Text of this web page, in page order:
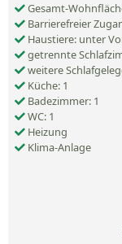
Gesamt-
Barrierefreier
Haustiere: unter
getrennte
weitere
Küche: 1
Badezimmer: 1
WC: 1
Heizung
Klima-Anlage